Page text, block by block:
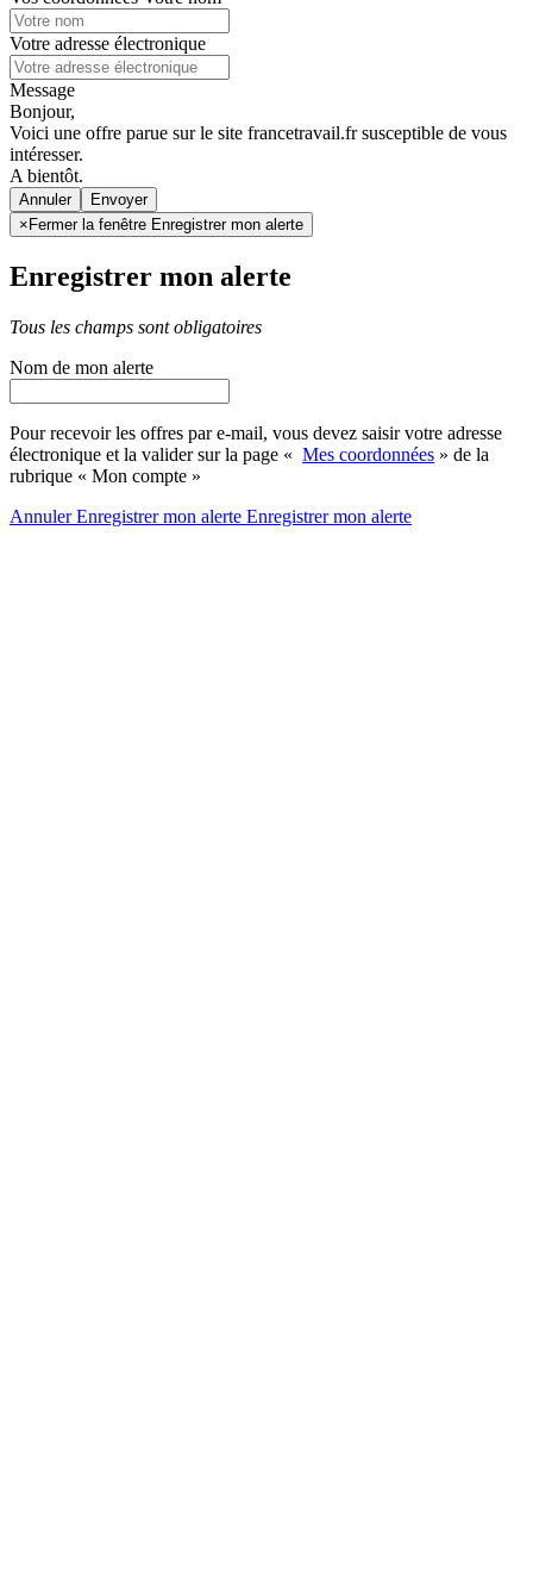
Votre adresse électronique
Message
Bonjour,
Voici une offre parue sur le site francetravail.fr susceptible de vous
intéresser.
A bientôt.
Annuler
× Fermer la fenêtre Enregistrer mon alerte
Enregistrer mon alerte
Tous les champs sont obligatoires
Nom de mon alerte
Pour recevoir les offres par e-mail, vous devez saisir votre adresse
électronique et la valider sur la page « Mes coordonnées » de la
rubrique « Mon compte »
AnnulerEnregistrer mon alerte Enregistrermon alerte